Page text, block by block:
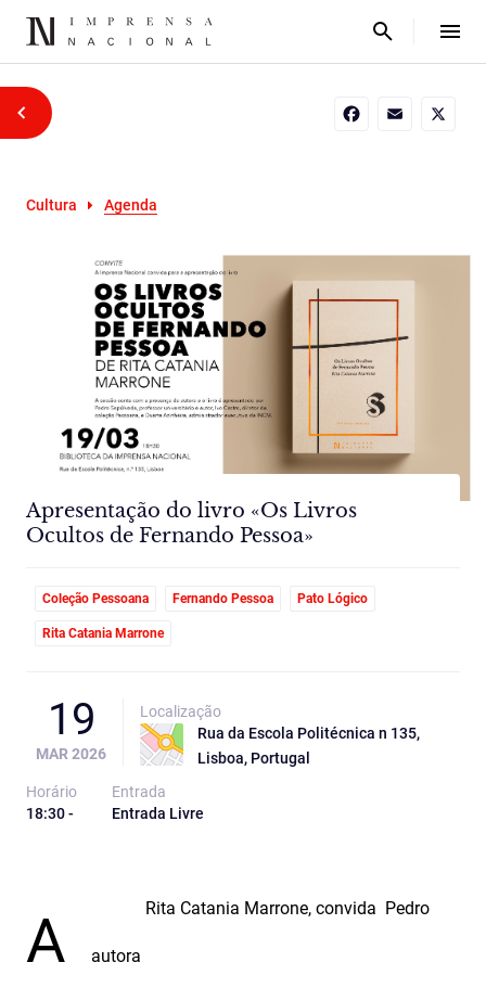
Cultura Agenda
Apresentação do livro «Os Livros
Ocultos de Fernando Pessoa»
Coleção Pessoana Fernando Pessoa Pato Lógico
Rita Catania Marrone
19
MAR 2026
Localização
Rua da Escola Politécnica n 135,
Lisboa, Portugal
Horário
18:30 -
Entrada
Entrada Livre
A autora
Rita Catania Marrone, convida Pedro